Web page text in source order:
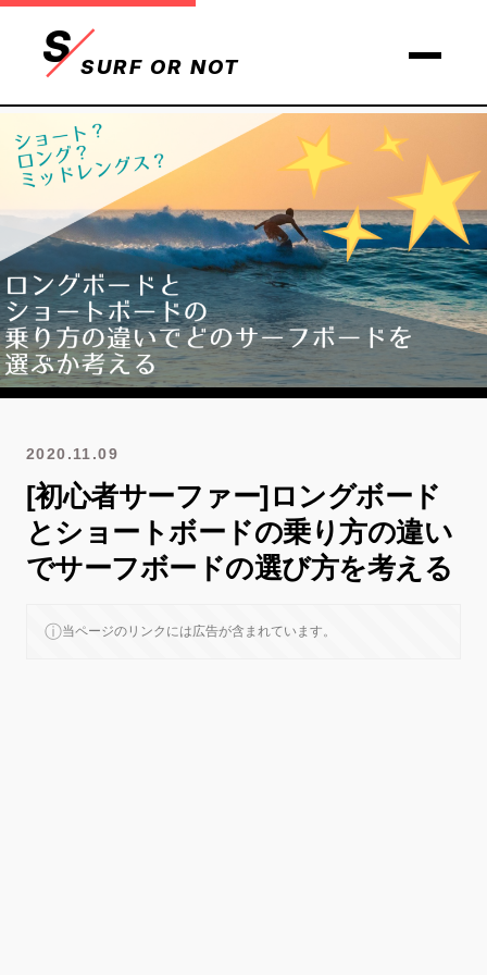
SURF OR NOT
S
2020.11.09
[初心者サーファー]ロングボード
とショートボードの乗り方の違い
でサーフボードの選び方を考える
ⓘ当ページのリンクには広告が含まれています。